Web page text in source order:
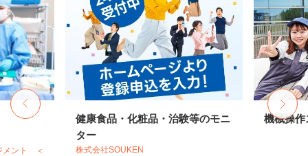
メント ＜
健康食品・化粧品・治験等のモニ
ター
株式会社SOUKEN
機械操作